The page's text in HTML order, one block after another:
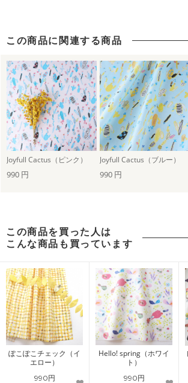
この商品に関連する商品
Joyfull Cactus（ピンク） Joyfull Cactus（ブルー）
990 円 990 円
この商品を買った人は
こんな商品も買っています
ぽこぽこチェック（イ
エロー）
990円
Hello! spring（ホワイ
ト）
990円